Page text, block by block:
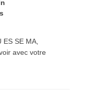
SE MA,
avec votre